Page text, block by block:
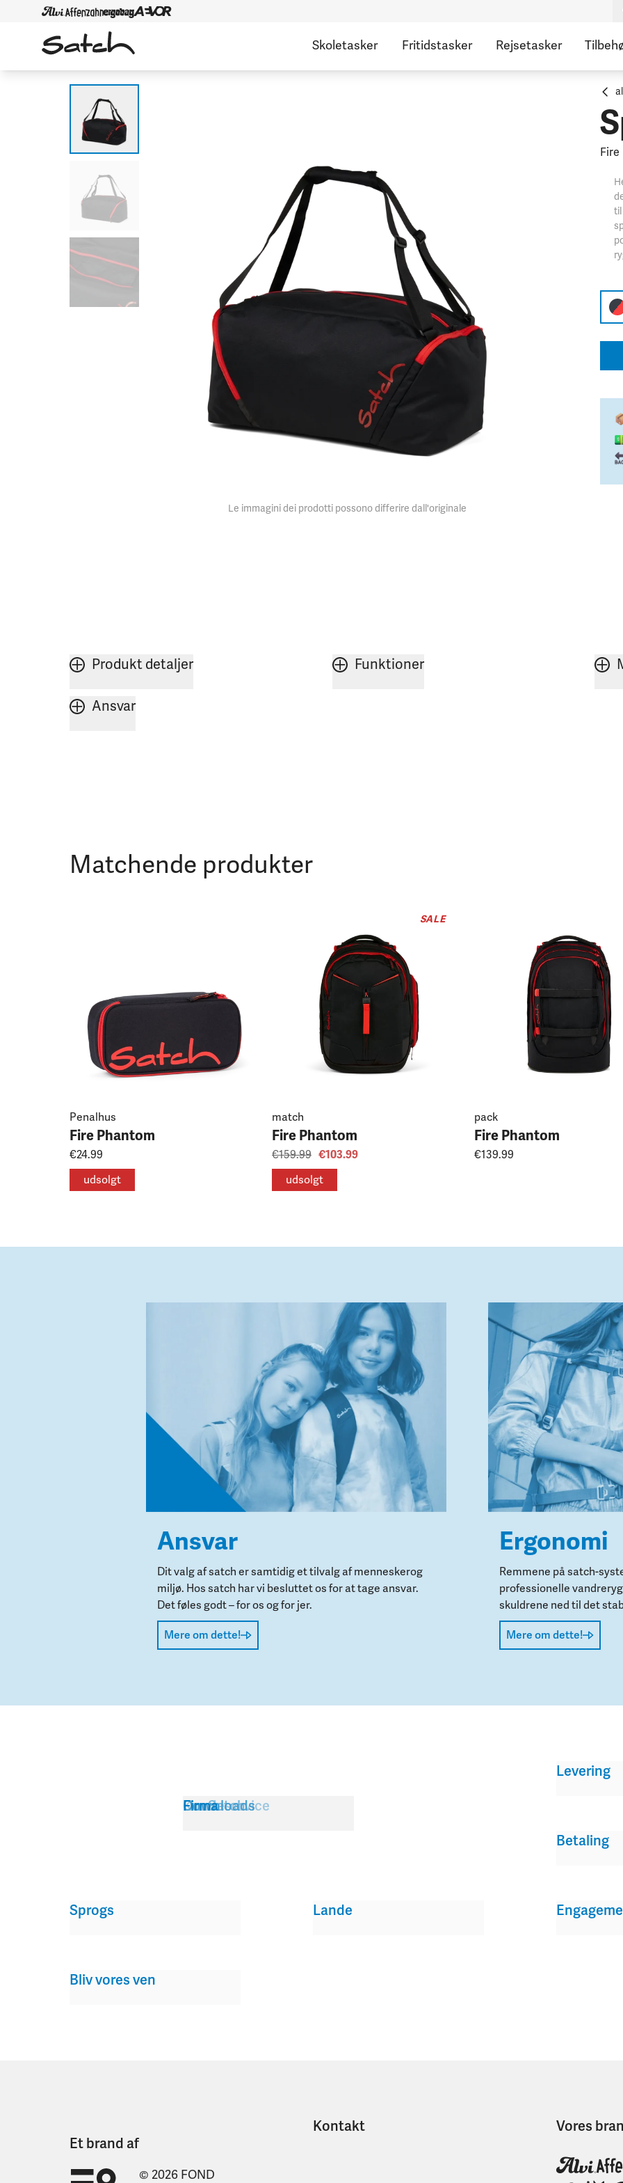
Skoletasker Fritidstasker Rejsetasker
Le immagini dei prodotti possono differire dall'originale
Fire
til
Produkt detaljer Funktioner
Ansvar
Matchende produkter
Penalhus
Fire Phantom
€24.99
udsolgt
SALE
match
Fire Phantom
€159.99 €103.99
udsolgt
pack
Fire Phantom
€139.99
Ansvar
Dit valg af satch er samtidig et tilvalg af menneskerog
miljø. Hos satch har vi besluttet os for at tage ansvar.
Det føles godt – for os og for jer.
Mere om dette!
Ergonomi
Remmene på satch-
professionelle
skuldrene ned til det
Mere om dette!
Kundeservice
Om Satch
Downloads
Firma
Levering
Betaling
Bliv vores ven
Sprogs Lande
Et brand af
© 2026 FOND
Kontakt Vores